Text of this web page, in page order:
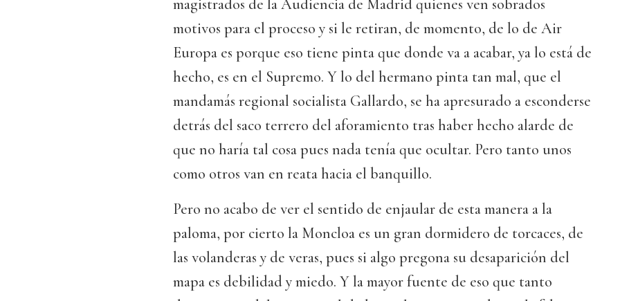
magistrados de la Audiencia de Madrid quienes ven sobrados
motivos para el proceso y si le retiran, de momento, de lo de Air
Europa es porque eso tiene pinta que donde va a acabar, ya lo está de
hecho, es en el Supremo. Y lo del hermano pinta tan mal, que el
mandamás regional socialista Gallardo, se ha apresurado a esconderse
detrás del saco terrero del aforamiento tras haber hecho alarde de
que no haría tal cosa pues nada tenía que ocultar. Pero tanto unos
como otros van en reata hacia el banquillo.
Pero no acabo de ver el sentido de enjaular de esta manera a la
paloma, por cierto la Moncloa es un gran dormidero de torcaces, de
las volanderas y de veras, pues si algo pregona su desaparición del
mapa es debilidad y miedo. Y la mayor fuente de eso que tanto